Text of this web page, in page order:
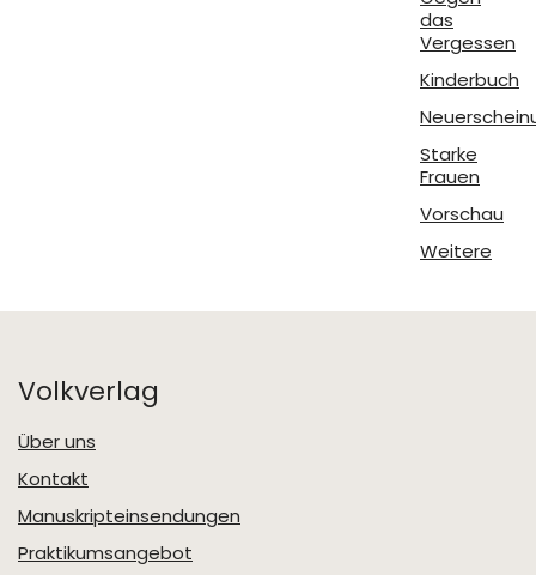
das
Vergessen
Kinderbuch
Starke
Frauen
Vorschau
Weitere
Volkverlag
Über uns
Kontakt
Manuskripteinsendungen
Praktikumsangebot